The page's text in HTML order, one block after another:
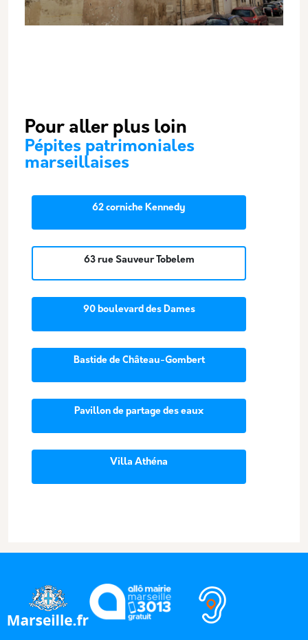
Pour aller plus loin
Pépites patrimoniales
marseillaises
62 corniche Kennedy
63 rue Sauveur Tobelem
90 boulevard des Dames
Bastide de Château-Gombert
Pavillon de partage des eaux
Villa Athéna